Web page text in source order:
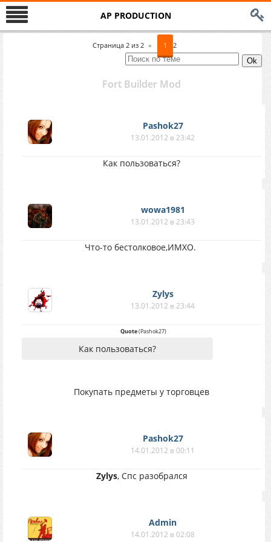
AP PRODUCTION
Страница 2 из 2 « 1 2
Fort Builder Mod
Pashok27
13.01.2012 в 23:42
Как пользоваться?
wowa1981
13.01.2012 в 23:43
Что-то бестолковое,ИМХО.
Zylys
13.01.2012 в 23:44
Quote(Pashok27)
Как пользоваться?
Покупать предметы у торговцев
Pashok27
14.01.2012 в 00:11
Zylys, Спс разобрался
Аdmin
14.01.2012 в 02:08